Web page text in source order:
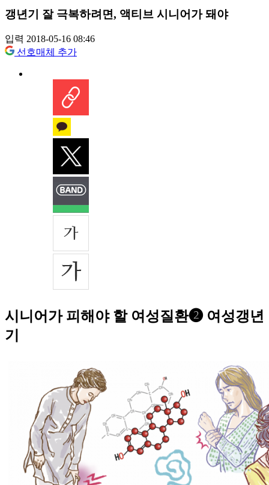
갱년기 잘 극복하려면, 액티브 시니어가 돼야
입력 2018-05-16 08:46
선호매체 추가
시니어가 피해야 할 여성질환❷ 여성갱년
기